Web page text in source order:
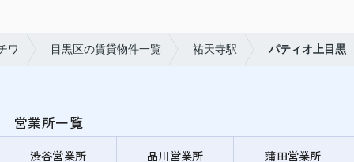
ワ 目黒区の賃貸物件一覧 祐天寺駅 パティオ上目黒
営業所一覧
渋谷営業所 品川営業所 蒲田営業所